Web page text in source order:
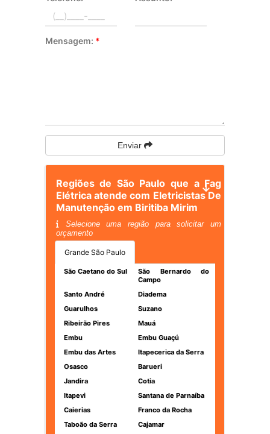
Mensagem: *
Enviar
Regiões de São Paulo que a Fag
Elétrica atende com Eletricistas De
Manutenção em Biritiba Mirim
Selecione uma região para solicitar um
orçamento
Grande São Paulo
São Caetano do Sul
São Bernardo do
Campo
Santo André
Diadema
Guarulhos
Suzano
Ribeirão Pires
Mauá
Embu
Embu Guaçú
Embu das Artes
Itapecerica da Serra
Osasco
Barueri
Jandira
Cotia
Itapevi
Santana de Parnaíba
Caierias
Franco da Rocha
Taboão da Serra
Cajamar